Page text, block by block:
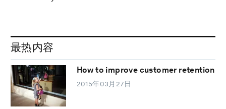
最热内容
How to improve customer retention
2015年03月27日